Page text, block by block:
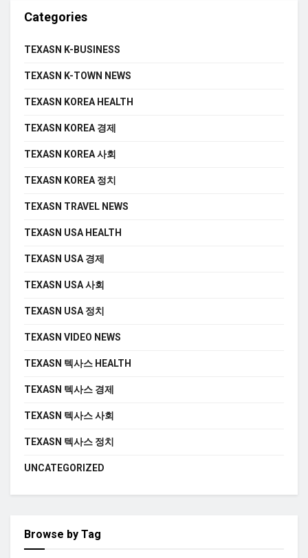
Categories
TEXASN K-BUSINESS
TEXASN K-TOWN NEWS
TEXASN KOREA HEALTH
TEXASN KOREA 경제
TEXASN KOREA 사회
TEXASN KOREA 정치
TEXASN TRAVEL NEWS
TEXASN USA HEALTH
TEXASN USA 경제
TEXASN USA 사회
TEXASN USA 정치
TEXASN VIDEO NEWS
TEXASN 텍사스 HEALTH
TEXASN 텍사스 경제
TEXASN 텍사스 사회
TEXASN 텍사스 정치
UNCATEGORIZED
Browse by Tag